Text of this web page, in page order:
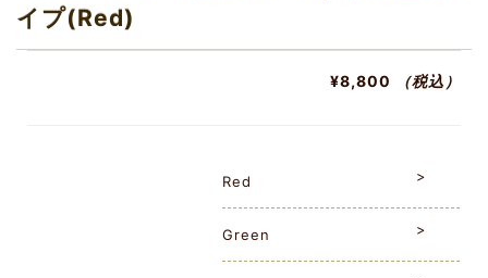
イプ(Red)
¥8,800 （税込）
Red
Green